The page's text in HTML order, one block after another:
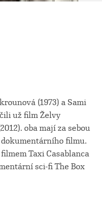
(1973) a Sami
už film Želvy
oba mají za sebou
filmu.
Taxi Casablanca
sci-fi The Box